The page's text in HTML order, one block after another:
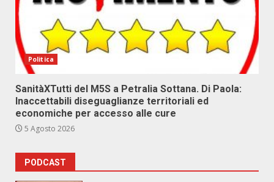
Politica
SanitàXTutti del M5S a Petralia Sottana. Di Paola:
Inaccettabili diseguaglianze territoriali ed
economiche per accesso alle cure
5 Agosto 2026
PODCAST